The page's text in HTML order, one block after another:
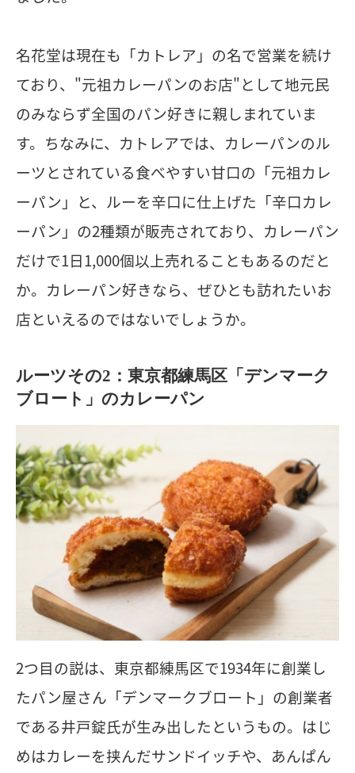
名花堂は現在も「カトレア」の名で営業を続け
ており、"元祖カレーパンのお店"として地元民
のみならず全国のパン好きに親しまれていま
す。ちなみに、カトレアでは、カレーパンのル
ーツとされている食べやすい甘口の「元祖カレ
ーパン」と、ルーを辛口に仕上げた「辛口カレ
ーパン」の2種類が販売されており、カレーパン
だけで1日1,000個以上売れることもあるのだと
か。カレーパン好きなら、ぜひとも訪れたいお
店といえるのではないでしょうか。
ルーツその2：東京都練馬区「デンマーク
ブロート」のカレーパン
2つ目の説は、東京都練馬区で1934年に創業し
たパン屋さん「デンマークブロート」の創業者
である井戸錠氏が生み出したというもの。はじ
めはカレーを挟んだサンドイッチや、あんぱん